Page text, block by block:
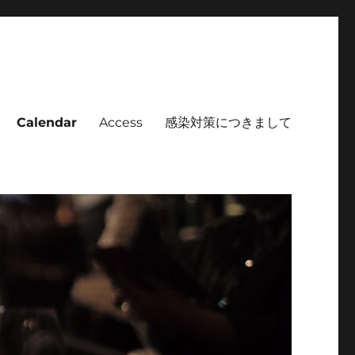
Calendar Access 感染対策につきまして